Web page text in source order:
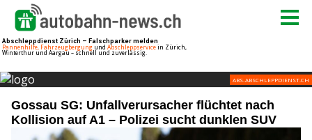
Gossau SG: Unfallverursacher flüchtet nach
Kollision auf A1 – Polizei sucht dunklen SUV